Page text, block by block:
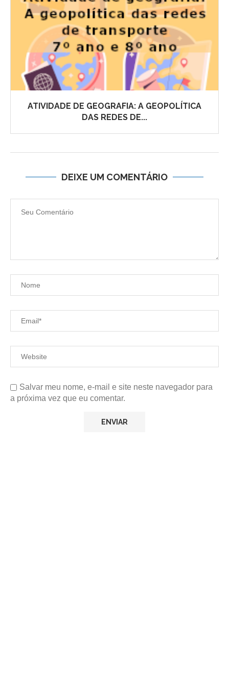
ATIVIDADE DE GEOGRAFIA: A GEOPOLÍTICA
DAS REDES DE...
DEIXE UM COMENTÁRIO
Salvar meu nome, e-mail e site neste navegador para
a próxima vez que eu comentar.